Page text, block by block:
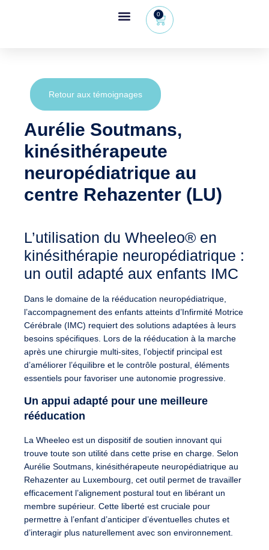
0
Retour aux témoignages
Aurélie Soutmans,
kinésithérapeute
neuropédiatrique au
centre Rehazenter (LU)
L’utilisation du Wheeleo® en
kinésithérapie neuropédiatrique :
un outil adapté aux enfants IMC
Dans le domaine de la rééducation neuropédiatrique,
l’accompagnement des enfants atteints d’Infirmité Motrice
Cérébrale (IMC) requiert des solutions adaptées à leurs
besoins spécifiques. Lors de la rééducation à la marche
après une chirurgie multi-sites, l’objectif principal est
d’améliorer l’équilibre et le contrôle postural, éléments
essentiels pour favoriser une autonomie progressive.
Un appui adapté pour une meilleure
rééducation
La Wheeleo est un dispositif de soutien innovant qui
trouve toute son utilité dans cette prise en charge. Selon
Aurélie Soutmans , kinésithérapeute neuropédiatrique au
Rehazenter au Luxembourg, cet outil permet de travailler
efficacement l’alignement postural tout en libérant un
membre supérieur. Cette liberté est cruciale pour
permettre à l’enfant d’anticiper d’éventuelles chutes et
d’interagir plus naturellement avec son environnement.